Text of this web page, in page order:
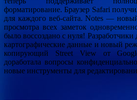
форматирование. Браузер Safari
для каждого веб-сайта. Notes —
просмотра всех заметок
было воссоздано с нуля!
картографические данные и новый
копирующий Street View от
доработала вопросы
новые инструменты для